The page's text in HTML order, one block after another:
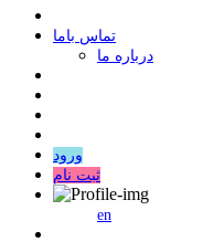
ﺗﻤﺎﺱ ﺑﺎﻣﺎ
درباره ما
ورود
ثبت نام
en